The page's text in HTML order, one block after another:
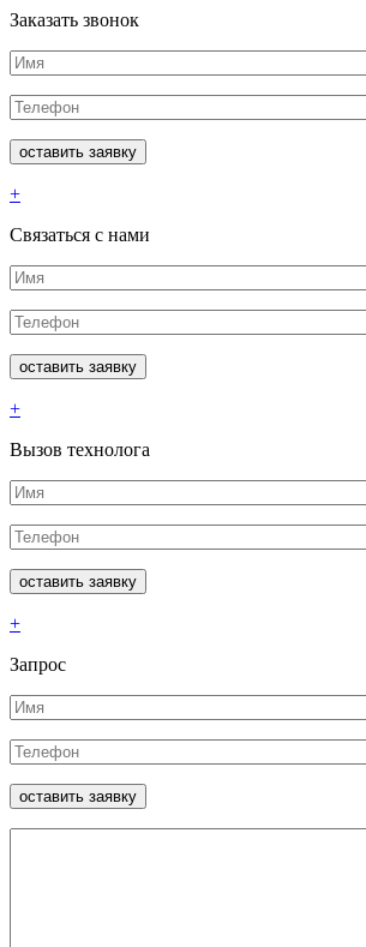
Заказать звонок
+
Связаться с нами
+
Вызов технолога
+
Запрос